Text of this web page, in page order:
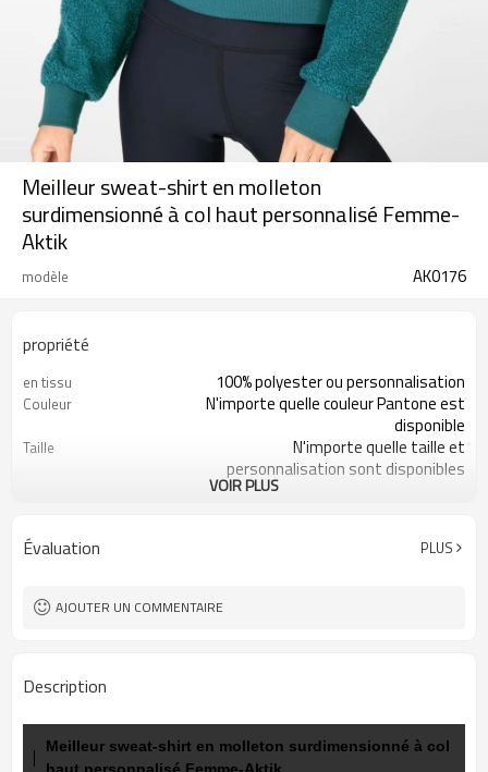
Meilleur sweat-shirt en molleton
surdimensionné à col haut personnalisé Femme-
Aktik
modèle AK0176
propriété
en tissu 100% polyester ou personnalisation
Couleur
N'importe quelle couleur Pantone est
disponible
Taille
N'importe quelle taille et
personnalisation sont disponibles
Fonctionnalité
Évacuation de l'humidité, séchage
VOIR PLUS
Évaluation PLUS
AJOUTER UN COMMENTAIRE
Description
Meilleur sweat-shirt en molleton surdimensionné à col